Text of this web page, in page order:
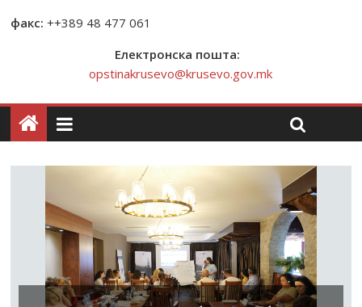
факс: ++389 48 477 061
Електронска пошта:
opstinakrusevo@krusevo.gov.mk